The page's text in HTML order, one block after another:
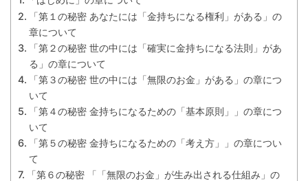
「第１の秘密 あなたには「金持ちになる権利」がある」の
章について
「第２の秘密 世の中には「確実に金持ちになる法則」があ
る」の章について
「第３の秘密 世の中には「無限のお金」がある」の章につ
いて
「第４の秘密 金持ちになるための「基本原則」」の章につ
いて
「第５の秘密 金持ちになるための「考え方」」の章につい
て
「第６の秘密 「「無限のお金」が生み出される仕組み」の